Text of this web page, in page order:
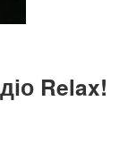
Relax!